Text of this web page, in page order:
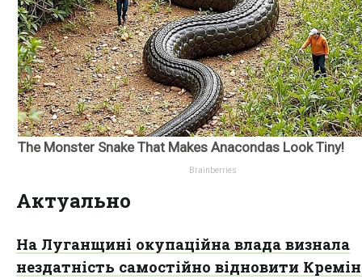
Актуально
На Луганщині окупаційна влада визнала
нездатність самостійно відновити